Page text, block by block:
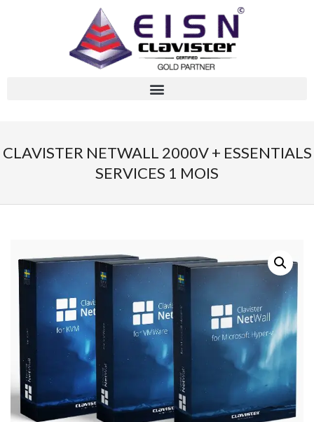
CLAVISTER NETWALL 2000V + ESSENTIALS
SERVICES 1 MOIS